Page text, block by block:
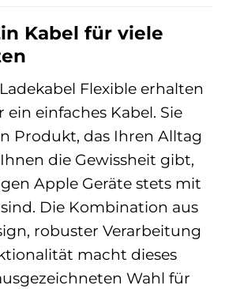
Kabel für viele
Flexible erhalten
ein einfaches Kabel. Sie
Produkt, das Ihren Alltag
die Gewissheit gibt,
Apple Geräte stets mit
Die Kombination aus
robuster Verarbeitung
macht dieses
Wahl für